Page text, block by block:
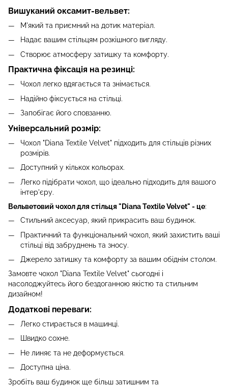
Вишуканий оксамит-вельвет:
М'який та приємний на дотик матеріал.
Надає вашим стільцям розкішного вигляду.
Створює атмосферу затишку та комфорту.
Практична фіксація на резинці:
Чохол легко вдягається та знімається.
Надійно фіксується на стільці.
Запобігає його сповзанню.
Універсальний розмір:
Чохол "Diana Textile Velvet" підходить для стільців різних
розмірів.
Доступний у кількох кольорах.
Легко підібрати чохол, що ідеально підходить для вашого
інтер'єру.
Вельветовий чохол для стільця "Diana Textile Velvet" - це:
Стильний аксесуар, який прикрасить ваш будинок.
Практичний та функціональний чохол, який захистить ваші
стільці від забруднень та зносу.
Джерело затишку та комфорту за вашим обіднім столом.
Замовте чохол "Diana Textile Velvet" сьогодні і
насолоджуйтесь його бездоганною якістю та стильним
дизайном!
Додаткові переваги:
Легко стирається в машинці.
Швидко сохне.
Не линяє та не деформується.
Доступна ціна.
Зробіть ваш будинок ще більш затишним та